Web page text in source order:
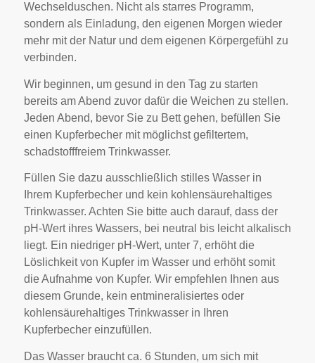
Wechselduschen. Nicht als starres Programm,
sondern als Einladung, den eigenen Morgen wieder
mehr mit der Natur und dem eigenen Körpergefühl zu
verbinden.
Wir beginnen, um gesund in den Tag zu starten
bereits am Abend zuvor dafür die Weichen zu stellen.
Jeden Abend, bevor Sie zu Bett gehen, befüllen Sie
einen Kupferbecher mit möglichst gefiltertem,
schadstofffreiem Trinkwasser.
Füllen Sie dazu ausschließlich stilles Wasser in
Ihrem Kupferbecher und kein kohlensäurehaltiges
Trinkwasser. Achten Sie bitte auch darauf, dass der
pH-Wert ihres Wassers, bei neutral bis leicht alkalisch
liegt. Ein niedriger pH-Wert, unter 7, erhöht die
Löslichkeit von Kupfer im Wasser und erhöht somit
die Aufnahme von Kupfer. Wir empfehlen Ihnen aus
diesem Grunde, kein entmineralisiertes oder
kohlensäurehaltiges Trinkwasser in Ihren
Kupferbecher einzufüllen.
Das Wasser braucht ca. 6 Stunden, um sich mit